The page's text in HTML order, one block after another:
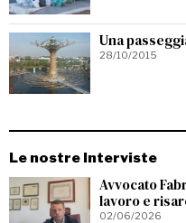
Una
28/10/2015
Le nostre Interviste
Avvocato
lavoro e
02/06/2026